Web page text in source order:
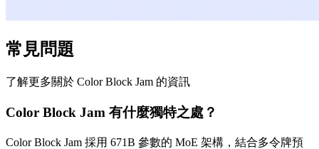
常見問題
了解更多關於 Color Block Jam 的資訊
Color Block Jam 有什麼獨特之處？
Color Block Jam 採用 671B 參數的 MoE 架構，結合多令牌預